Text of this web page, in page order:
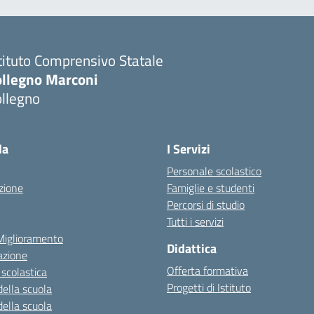
Comprensivo Statale
Marconi
scuola
scuola
I Servizi
Personale scolastico
Famiglie e studenti
Percorsi di studio
Tutti i servizi
Didattica
Offerta formativa
Progetti di Istituto